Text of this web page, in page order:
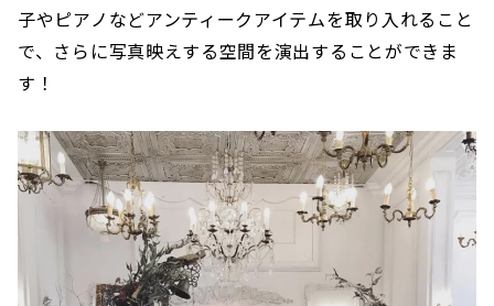
子やピアノなどアンティークアイテムを取り入れること
で、さらに写真映えする空間を演出することができま
す！